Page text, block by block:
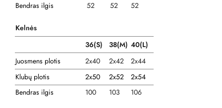
Bendras ilgis
52 52 52
Kelnės
36(S)
38(M) 40(L)
Juosmens plotis
2x40 2x42
2x44
Klubų plotis
2x50 2x52
2x54
Bendras ilgis
100 103 106